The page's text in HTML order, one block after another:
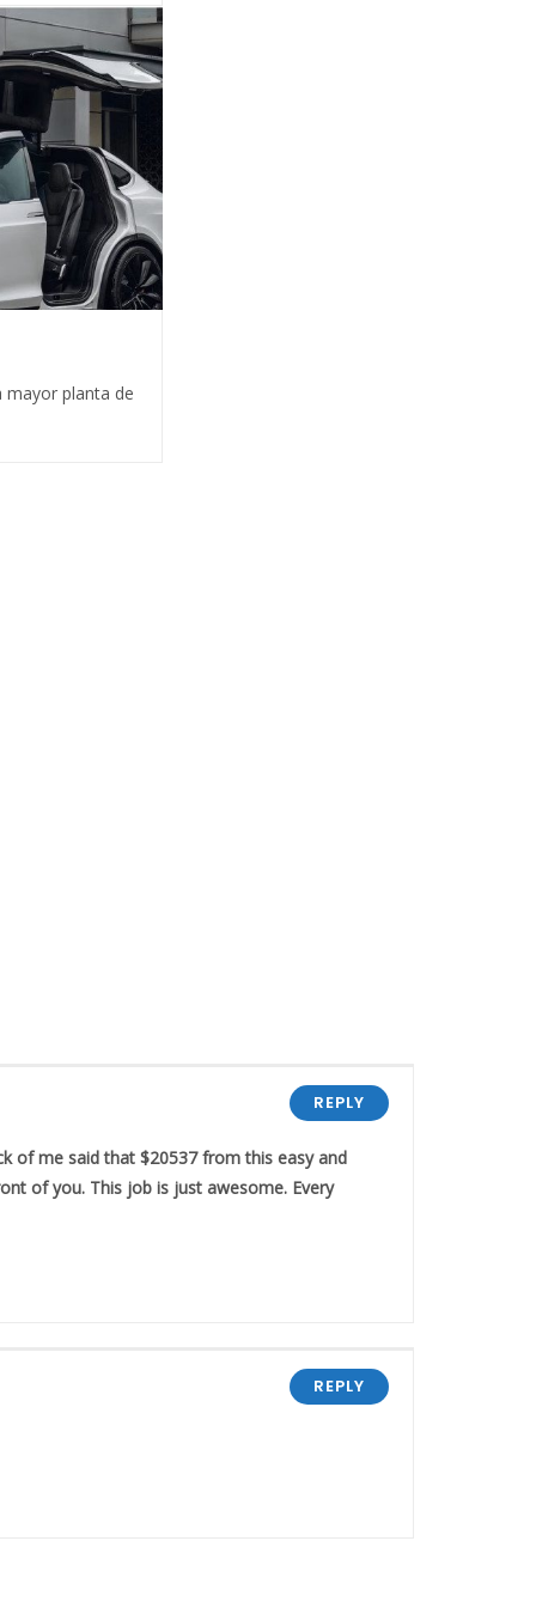
mayor planta de
REPLY
of me said that $20537 from this easy and
of you. This job is just awesome. Every
REPLY